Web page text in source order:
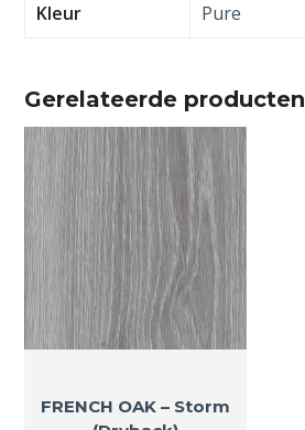
Kleur Pure
Gerelateerde producten
FRENCH OAK – Storm